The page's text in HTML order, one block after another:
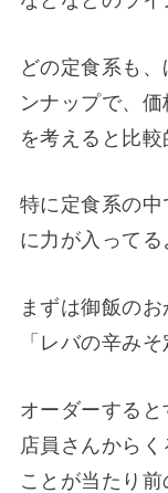
どの定食系も
ンナップで、
を考えると比較
特に定食系の
に力が入ってる
まずは御飯の
「レバの辛み
オーダーする
店員さんから
ことが当たり